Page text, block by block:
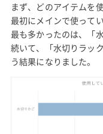
まず、どのアイテムを
最初にメインで使って
最も多かったのは、「
続いて、「水切りラッ
う結果になりました。